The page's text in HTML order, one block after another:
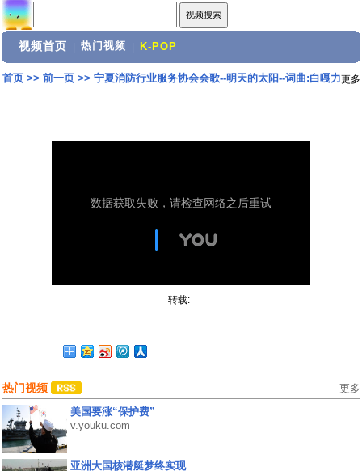
视频首页 热门视频 K-POP
首页>> 前一页>> 宁夏消防行业服务协会会歌--明天的太阳--词曲:白嘎力更多
转载:
热门视频 更多
美国要涨“保护费”
v.youku.com
亚洲大国核潜艇梦终实现